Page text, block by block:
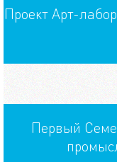
Проект Арт-
Первый